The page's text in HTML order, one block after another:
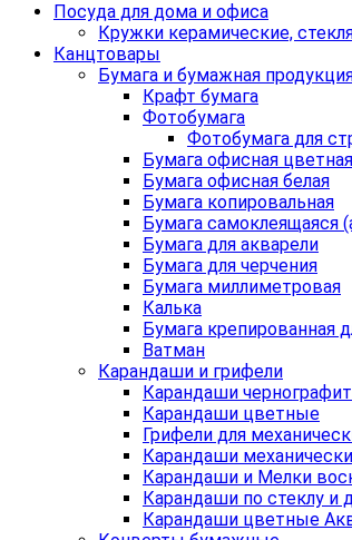
Посуда для дома и офиса
Кружки керамические,
Канцтовары
Бумага и бумажная
Крафт бумага
Фотобумага
Фотобумага для
Бумага офисная цветная
Бумага офисная белая
Бумага копировальная
Бумага самоклеящаяся
Бумага для акварели
Бумага для черчения
Бумага миллиметровая
Калька
Бумага крепированная
Ватман
Карандаши и грифели
Карандаши
Карандаши цветные
Грифели для
Карандаши
Карандаши и Мелки
Карандаши по стеклу и
Карандаши цветные